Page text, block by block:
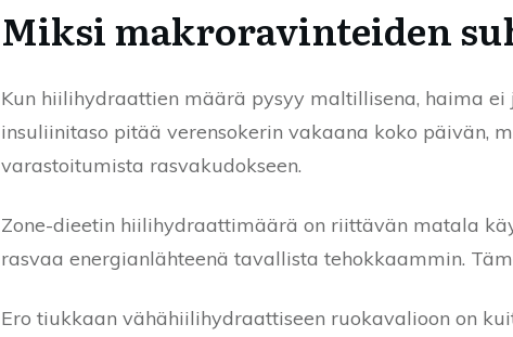
Miksi makroravinteiden
Kun hiilihydraattien määrä pysyy maltillisena, haima
insuliinitaso pitää verensokerin vakaana koko päivän,
varastoitumista rasvakudokseen.
Zone-dieetin hiilihydraattimäärä on riittävän matala
rasvaa energianlähteenä tavallista tehokkaammin.
Ero tiukkaan vähähiilihydraattiseen ruokavalioon on